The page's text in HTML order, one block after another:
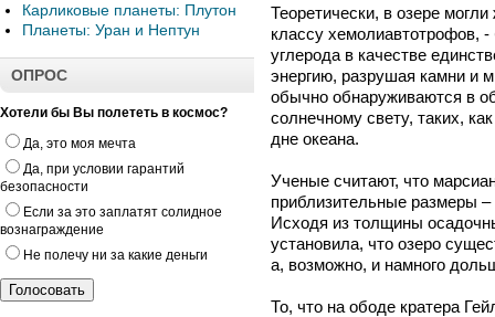
Карликовые планеты: Плутон
Планеты: Уран и Нептун
ОПРОС
Хотели бы Вы полететь в космос?
Да, это моя мечта
Да, при условии гарантий
безопасности
Если за это заплатят солидное
вознаграждение
Не полечу ни за какие деньги
Теоретически, в озере
классу хемолиавтотрофов,
углерода в качестве
энергию, разрушая камни и
обычно обнаруживаются в
солнечному свету, таких,
дне океана.
Ученые считают, что
приблизительные размеры
Исходя из толщины
установила, что озеро
а, возможно, и намного
То, что на ободе кратера